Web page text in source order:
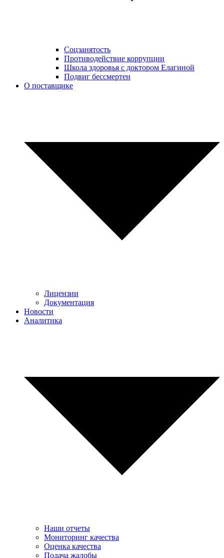
Соцзанятость
Противодействие коррупции
Школа здоровья с доктором Елагиной
Подвиг бессмертен
О поставщике
Лицензии
Документация
Новости
Аналитика
Наши отчеты
Мониторинг качества
Оценка качества
Подача жалобы